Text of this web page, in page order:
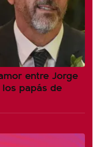
entre Jorge
papás de